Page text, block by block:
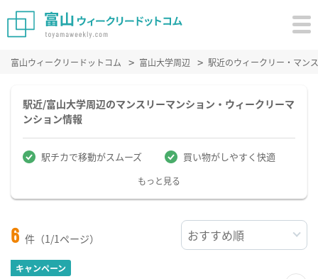
富山ウィークリードットコム 富山大学周辺 駅近のウィークリー・マン
駅近/富山大学周辺のマンスリーマンション・ウィークリーマ
ンション情報
駅チカで移動がスムーズ 買い物がしやすく快適
もっと見る
6 件（1/1ページ）
キャンペーン